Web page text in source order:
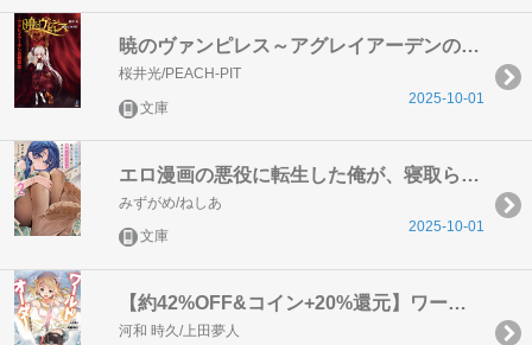
暁のヴァンピレス～アグレイアーデンの緋百合～
桜井光/PEACH-PIT
文庫
2025-10-01
エロ漫画の悪役に転生した俺が、寝取らなくても幸せになる方法２【電子特別版】
みずがめ/ねしあ
文庫
2025-10-01
【約42%OFF&コイン+20%還元】ワールドオーダー（ヒーロー文庫）1〜8巻セット
河和 時久/上田夢人